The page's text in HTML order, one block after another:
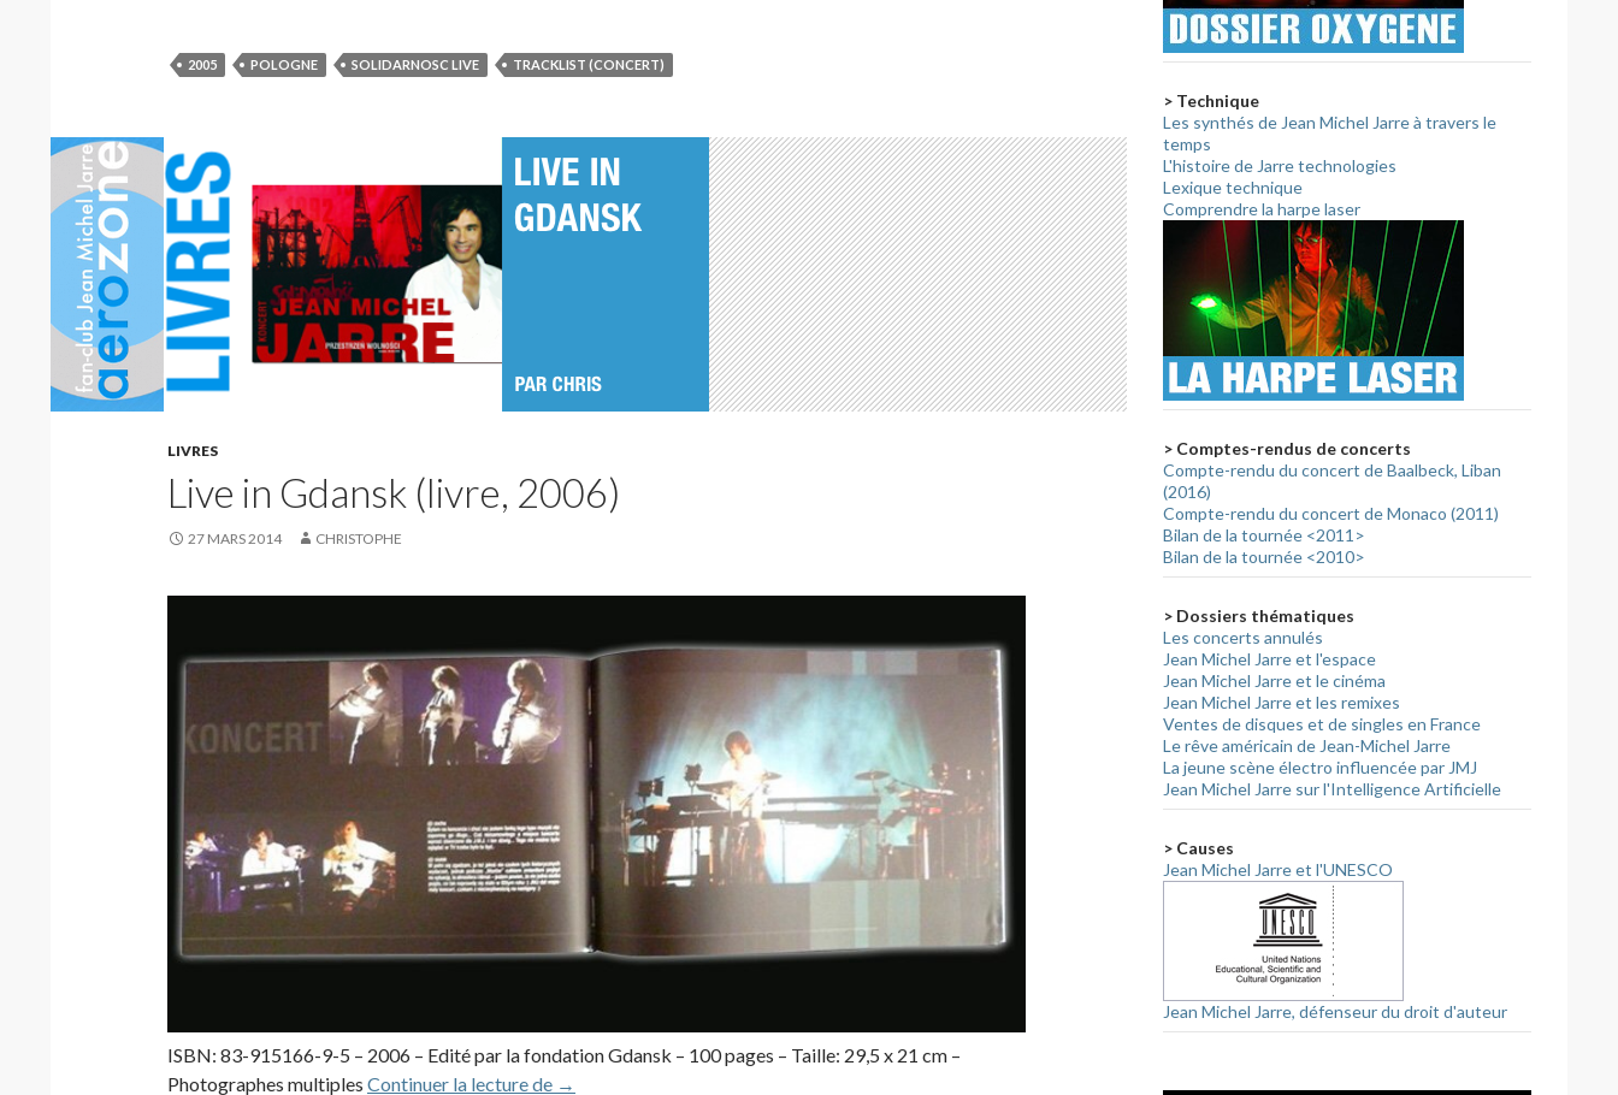
2005 POLOGNE SOLIDARNOSC LIVE TRACKLIST (CONCERT)
LIVRES
Live in Gdansk (livre, 2006)
27 MARS 2014 CHRISTOPHE
ISBN: 83-915166-9-5 – 2006 – Edité par la fondation Gdansk – 100 pages – Taille: 29,5 x 21 cm –
Photographes multiples Continuer la lecture de Live in Gdansk (livre, 2006)
→
> Technique
Les synthés de Jean Michel Jarre à travers le
temps
L'histoire de Jarre technologies
Lexique technique
Comprendre la harpe laser
> Comptes-rendus de concerts
Compte-rendu du concert de Baalbeck, Liban
(2016)
Compte-rendu du concert de Monaco (2011)
Bilan de la tournée <2011>
Bilan de la tournée <2010>
> Dossiers thématiques
Les concerts annulés
Jean Michel Jarre et l'espace
Jean Michel Jarre et le cinéma
Jean Michel Jarre et les remixes
Ventes de disques et de singles en France
Le rêve américain de Jean-Michel Jarre
La jeune scène électro influencée par JMJ
Jean Michel Jarre sur l'Intelligence Artificielle
> Causes
Jean Michel Jarre et l'UNESCO
Jean Michel Jarre, défenseur du droit d'auteur